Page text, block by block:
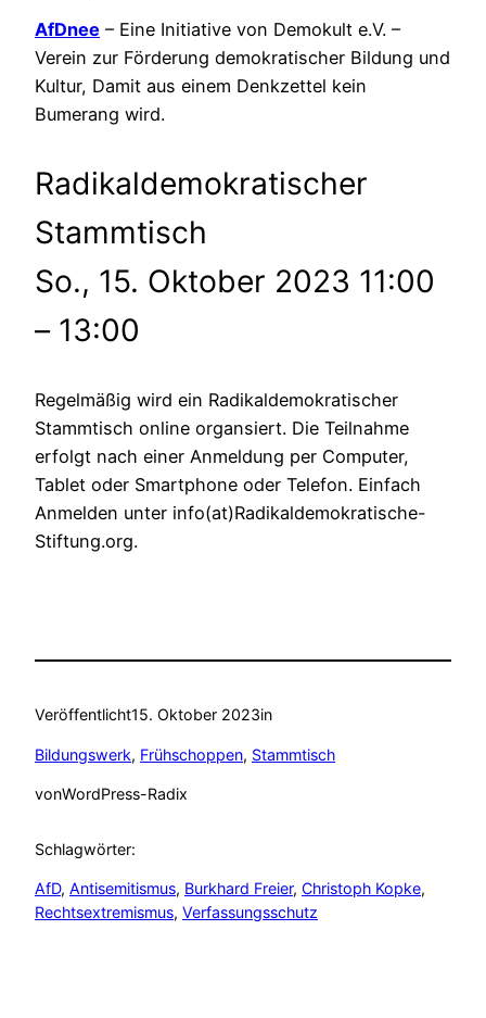
AfDnee – Eine Initiative von Demokult e.V. –
Verein zur Förderung demokratischer Bildung und
Kultur, Damit aus einem Denkzettel kein
Bumerang wird.
Radikaldemokratischer
Stammtisch
So., 15. Oktober 2023 11:00
– 13:00
Regelmäßig wird ein Radikaldemokratischer
Stammtisch online organsiert. Die Teilnahme
erfolgt nach einer Anmeldung per Computer,
Tablet oder Smartphone oder Telefon. Einfach
Anmelden unter info(at)Radikaldemokratische-
Stiftung.org.
Veröffentlicht15. Oktober 2023in
Bildungswerk, Frühschoppen, Stammtisch
vonWordPress-Radix
Schlagwörter:
AfD, Antisemitismus, Burkhard Freier, Christoph Kopke
Rechtsextremismus, Verfassungsschutz